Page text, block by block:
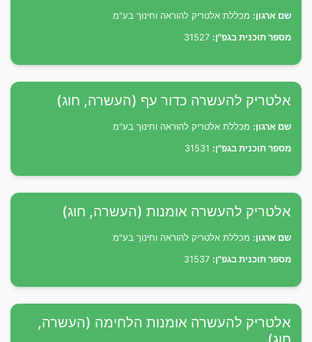
שם ארגון: מכללת אלטריק להוראה וחינוך בע"מ
מספר תוכנית בגפ"ן:
אלטריק להעשרה כדור עף (העשרה, חוג)
שם ארגון: מכללת אלטריק להוראה וחינוך בע"מ
מספר תוכנית בגפ"ן:
אלטריק להעשרה אומנות (העשרה, חוג)
שם ארגון: מכללת אלטריק להוראה וחינוך בע"מ
מספר תוכנית בגפ"ן:
אלטריק להעשרה אומנות הלחימה (העשרה,